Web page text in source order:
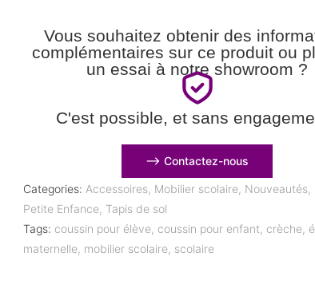
Vous souhaitez obtenir des
complémentaires sur ce produit ou
un essai à notre showroom ?
C'est possible, et sans
⟶ Contactez-nous
Categories: Accessoires, Mobilier scolaire, Nouveautés,
Petite Enfance, Tapis de sol
Tags: coussin pour élève, coussin pour enfant, crèche,
maternelle, mobilier scolaire, scolaire